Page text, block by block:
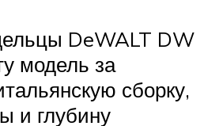
DeWALT DW
модель за
сборку,
и глубину